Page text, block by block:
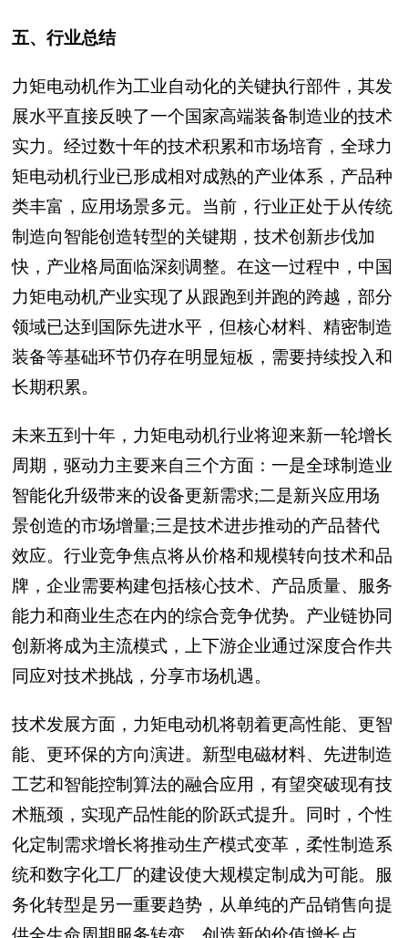
五、行业总结
力矩电动机作为工业自动化的关键执行部件，其发
展水平直接反映了一个国家高端装备制造业的技术
实力。经过数十年的技术积累和市场培育，全球力
矩电动机行业已形成相对成熟的产业体系，产品种
类丰富，应用场景多元。当前，行业正处于从传统
制造向智能创造转型的关键期，技术创新步伐加
快，产业格局面临深刻调整。在这一过程中，中国
力矩电动机产业实现了从跟跑到并跑的跨越，部分
领域已达到国际先进水平，但核心材料、精密制造
装备等基础环节仍存在明显短板，需要持续投入和
长期积累。
未来五到十年，力矩电动机行业将迎来新一轮增长
周期，驱动力主要来自三个方面：一是全球制造业
智能化升级带来的设备更新需求;二是新兴应用场
景创造的市场增量;三是技术进步推动的产品替代
效应。行业竞争焦点将从价格和规模转向技术和品
牌，企业需要构建包括核心技术、产品质量、服务
能力和商业生态在内的综合竞争优势。产业链协同
创新将成为主流模式，上下游企业通过深度合作共
同应对技术挑战，分享市场机遇。
技术发展方面，力矩电动机将朝着更高性能、更智
能、更环保的方向演进。新型电磁材料、先进制造
工艺和智能控制算法的融合应用，有望突破现有技
术瓶颈，实现产品性能的阶跃式提升。同时，个性
化定制需求增长将推动生产模式变革，柔性制造系
统和数字化工厂的建设使大规模定制成为可能。服
务化转型是另一重要趋势，从单纯的产品销售向提